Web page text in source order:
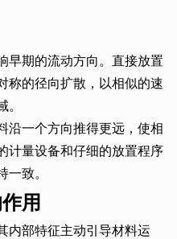
早期的流动方向。直接放置
称的径向扩散，以相似的速
沿一个方向推得更远，使相
计量设备和仔细的放置程序
致。
用
内部特征主动引导材料运